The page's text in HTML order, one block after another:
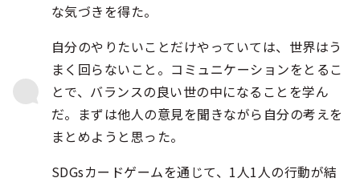
な気づきを得た。
自分のやりたいことだけやっていては、世界はう
まく回らないこと。コミュニケーションをとるこ
とで、バランスの良い世の中になることを学ん
だ。まずは他人の意見を聞きながら自分の考えを
まとめようと思った。
SDGsカードゲームを通じて、1人1人の行動が結